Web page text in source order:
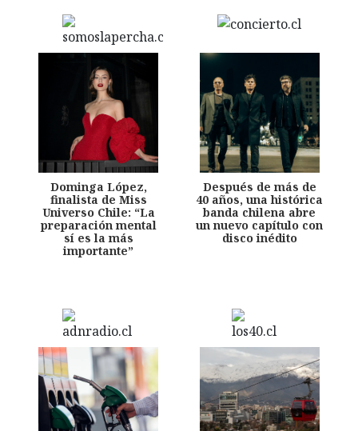
Dominga López,
finalista de Miss
Universo Chile: “La
preparación mental
sí es la más
importante”
Después de más de
40 años, una histórica
banda chilena abre
un nuevo capítulo con
disco inédito